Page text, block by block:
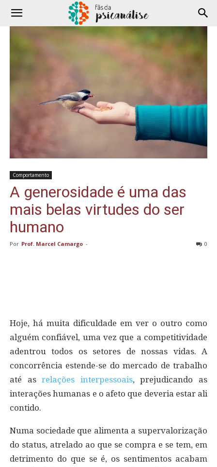
Comportamento
A generosidade é uma das
mais belas virtudes do ser
humano
Por Prof. Marcel Camargo - 0
Hoje, há muita dificuldade em ver o outro como
alguém confiável, uma vez que a competitividade
adentrou todos os setores de nossas vidas. A
concorrência estende-se do mercado de trabalho
até asrelações interpessoais, prejudicando as
interações humanas e o afeto que deveria estar ali
contido.
Numa sociedade que alimenta a supervalorização
do status, atrelado ao que se compra e se tem, em
detrimento do que se é, os sentimentos acabam